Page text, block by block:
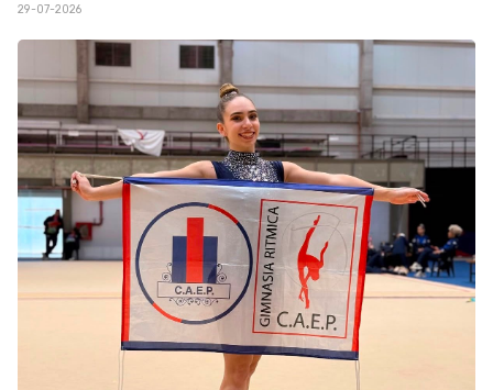
29-07-2026